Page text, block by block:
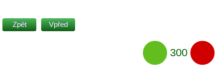
Zpět Vpřed
300